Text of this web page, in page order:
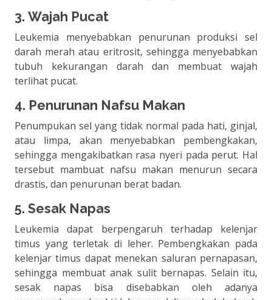
3. Wajah Pucat
Leukemia menyebabkan penurunan produksi sel
darah merah atau eritrosit, sehingga menyebabkan
tubuh kekurangan darah dan membuat wajah
terlihat pucat.
4. Penurunan Nafsu Makan
Penumpukan sel yang tidak normal pada hati, ginjal,
atau limpa, akan menyebabkan pembengkakan,
sehingga mengakibatkan rasa nyeri pada perut. Hal
tersebut mambuat nafsu makan menurun secara
drastis, dan penurunan berat badan.
5. Sesak Napas
Leukemia dapat berpengaruh terhadap kelenjar
timus yang terletak di leher. Pembengkakan pada
kelenjar timus dapat menekan saluran pernapasan,
sehingga membuat anak sulit bernapas. Selain itu,
sesak napas bisa disebabkan oleh adanya